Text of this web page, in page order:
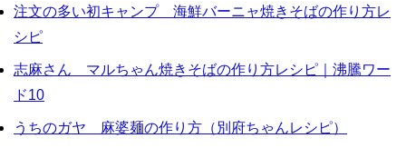
注文の多い初キャンプ 海鮮バーニャ焼きそばの作り方レ
シピ
志麻さん マルちゃん焼きそばの作り方レシピ｜沸騰ワー
ド10
うちのガヤ 麻婆麺の作り方（別府ちゃんレシピ）